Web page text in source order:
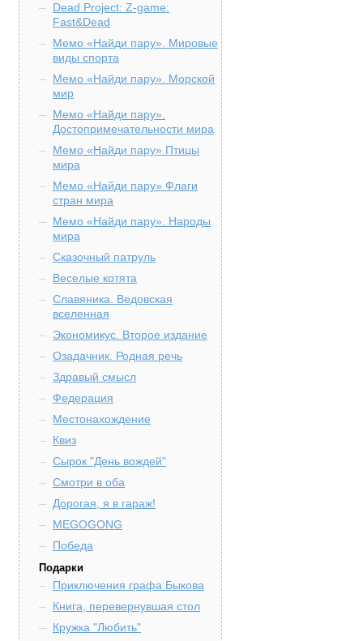
Dead Project: Z-game:
Fast&Dead
Мемо «Найди пару». Мировые
виды спорта
Мемо «Найди пару». Морской
мир
Мемо «Найди пару».
Достопримечательности мира
Мемо «Найди пару» Птицы
мира
Мемо «Найди пару» Флаги
стран мира
Мемо «Найди пару». Народы
мира
Сказочный патруль
Веселые котята
Славяника. Ведовская
вселенная
Экономикус. Второе издание
Озадачник. Родная речь
Здравый смысл
Федерация
Местонахождение
Квиз
Сырок "День вождей"
Смотри в оба
Дорогая, я в гараж!
MEGOGONG
Победа
Подарки
Приключения графа Быкова
Книга, перевернувшая стол
Кружка "Любить"